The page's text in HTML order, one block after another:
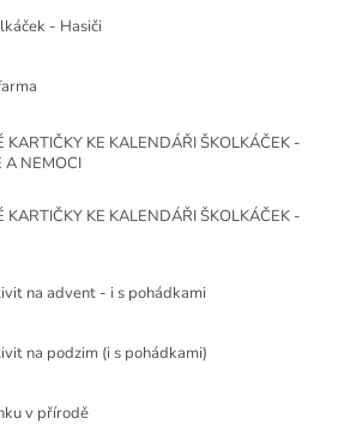
- Hasiči
KARTIČKY KE KALENDÁŘI ŠKOLKÁČEK -
A NEMOCI
KARTIČKY KE KALENDÁŘI ŠKOLKÁČEK -
na advent - i s pohádkami
na podzim (i s pohádkami)
v přírodě